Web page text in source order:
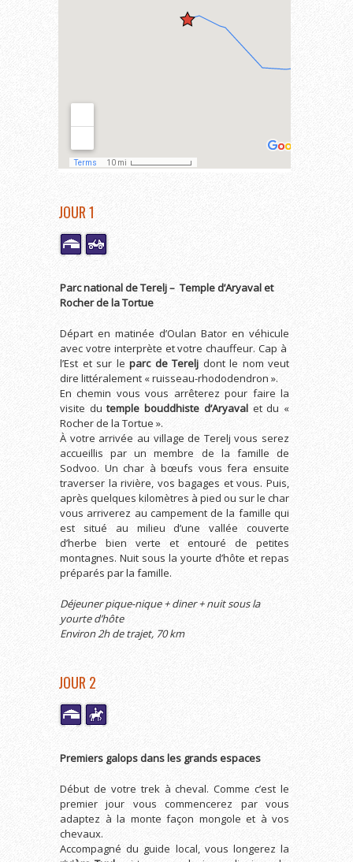
JOUR 1
Parc national de Terelj – Temple d’Aryaval et
Rocher de la Tortue
Départ en matinée d’Oulan Bator en véhicule
avec votre interprète et votre chauffeur. Cap à
l’Est et sur le parc de Terelj dont le nom veut
dire littéralement « ruisseau-rhododendron ».
En chemin vous vous arrêterez pour faire la
visite dutemple bouddhiste d’Aryavalet du «
Rocher de la Tortue ».
À votre arrivée au village de Terelj vous serez
accueillis par un membre de la famille de
Sodvoo. Un char à bœufs vous fera ensuite
traverser la rivière, vos bagages et vous. Puis,
après quelques kilomètres à pied ou sur le char
vous arriverez au campement de la famille qui
est situé au milieu d’une vallée couverte
d’herbe bien verte et entouré de petites
montagnes. Nuit sous la yourte d’hôte et repas
préparés par la famille.
Déjeuner pique-nique + diner + nuit sous la
yourte d’hôte
Environ 2h de trajet, 70 km
JOUR 2
Premiers galops dans les grands espaces
Début de votre trek à cheval. Comme c’est le
premier jour vous commencerez par vous
adaptez à la monte façon mongole et à vos
chevaux.
Accompagné du guide local, vous longerez la